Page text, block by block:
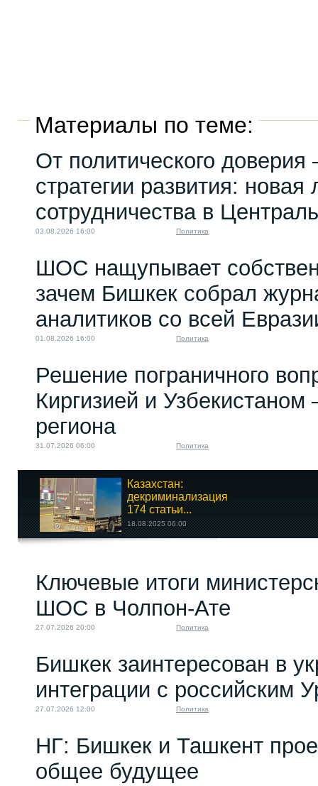
Материалы по теме:
От политического
стратегии развития: новая
сотрудничества в
03.08.2026 16:00 Политика
ШОС нащупывает
зачем Бишкек собрал
аналитиков со всей
01.08.2026 16:00 Политика
Решение пограничного
Киргизией и Узбекистаном
региона
31.07.2026 06:00 Политика
Казахстан:
декриминализация
174 статьи...
18.08.2025 06:00
году звал в
Казахстан...
09.09.2022 06:00
Ключевые итоги
ШОС в Чолпон-Ате
27.07.2026 20:00 Политика
Бишкек заинтересован в
интеграции с российским
27.07.2026 12:00 Политика
НГ: Бишкек и Ташкент
общее будущее